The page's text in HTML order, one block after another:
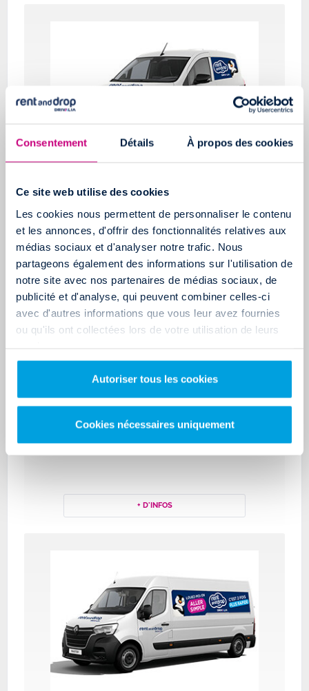
Consentement Détails À propos des cookies
Ce site web utilise des cookies
Les cookies nous permettent de personnaliser le contenu
et les annonces, d'offrir des fonctionnalités relatives aux
médias sociaux et d'analyser notre trafic. Nous
partageons également des informations sur l'utilisation de
notre site avec nos partenaires de médias sociaux, de
publicité et d'analyse, qui peuvent combiner celles-ci
avec d'autres informations que vous leur avez fournies
ou qu'ils ont collectées lors de votre utilisation de leurs
Autoriser tous les cookies
Cookies nécessaires uniquement
6m3
+ D'INFOS